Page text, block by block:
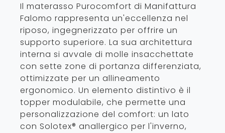
Il materasso Purocomfort di Manifattura
Falomo rappresenta un'eccellenza nel
riposo, ingegnerizzato per offrire un
supporto superiore. La sua architettura
interna si avvale di molle insacchettate
con sette zone di portanza differenziata,
ottimizzate per un allineamento
ergonomico. Un elemento distintivo è il
topper modulabile, che permette una
personalizzazione del comfort: un lato
con Solotex® anallergico per l'inverno,